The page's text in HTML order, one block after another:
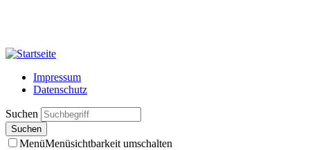
Impressum
Datenschutz
Suchen
MenüMenüsichtbarkeit umschalten